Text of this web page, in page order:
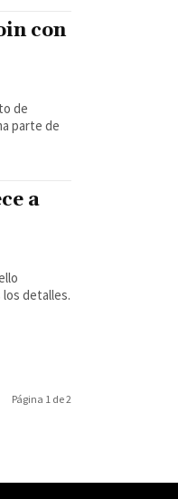
con
de
parte de
a
detalles.
Página 1 de 2